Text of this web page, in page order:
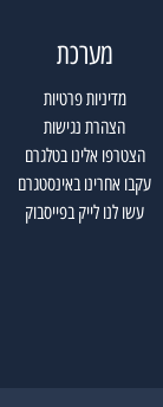
מערכת
מדיניות פרטיות
הצהרת נגישות
הצטרפו אלינו בטלגרם
עקבו אחרינו באינסטגרם
עשו לנו לייק בפייסבוק